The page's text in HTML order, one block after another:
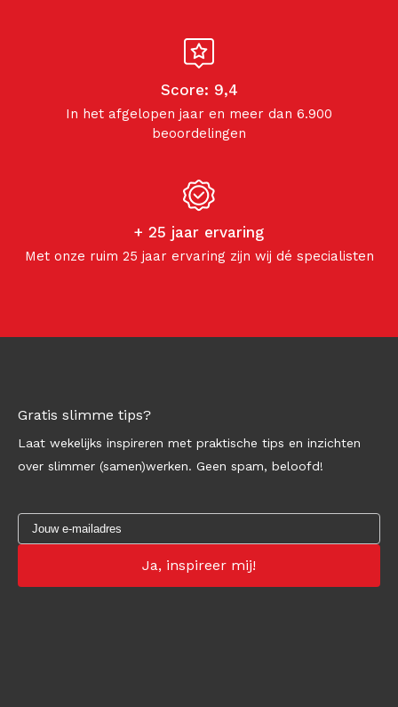
Score: 9,4
In het afgelopen jaar en meer dan 6.900
beoordelingen
+ 25 jaar ervaring
Met onze ruim 25 jaar ervaring zijn wij dé specialisten
Gratis slimme tips?
Laat wekelijks inspireren met praktische tips en inzichten
over slimmer (samen)werken. Geen spam, beloofd!